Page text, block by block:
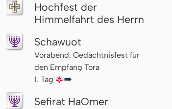
Hochfest der
Himmelfahrt des Herrn
Schawuot
Vorabend. Gedächtnisfest für
den Empfang Tora
1. Tag 🌇↦
Sefirat HaOmer